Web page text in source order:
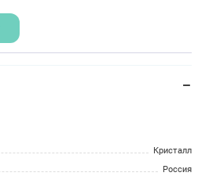
Кристалл
Россия